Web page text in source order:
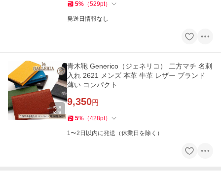
5% （529pt）
発送日情報なし
青木鞄 Generico（ジェネリコ） 二方マチ 名刺
入れ 2621 メンズ 本革 牛革 レザー ブランド
薄い コンパクト
9,350円
5% （428pt）
1〜2日以内に発送（休業日を除く）